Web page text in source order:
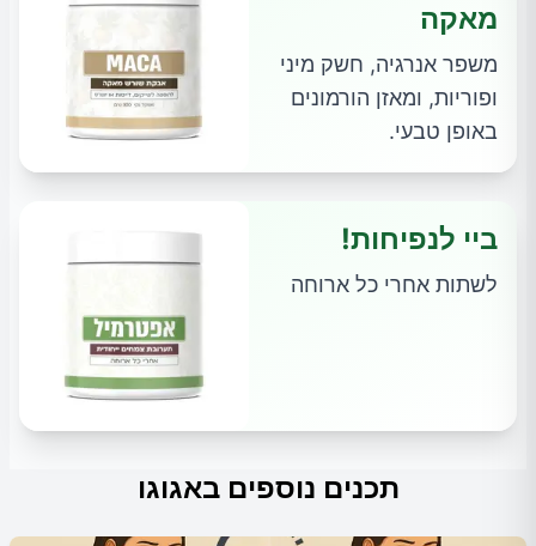
מאקה
משפר אנרגיה, חשק מיני
ופוריות, ומאזן הורמונים
באופן טבעי.
ביי לנפיחות!
לשתות אחרי כל ארוחה
תכנים נוספים באגוגו